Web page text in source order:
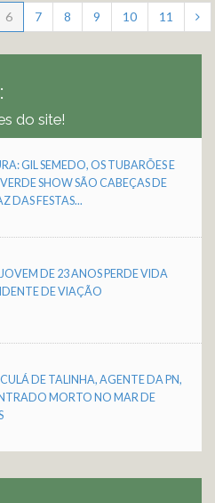
6 7 8 9 10 11
do site!
GIL SEMEDO, OS TUBARÕES E
SHOW SÃO CABEÇAS DE
DAS FESTAS...
DE 23 ANOS PERDE VIDA
DE VIAÇÃO
DE TALINHA, AGENTE DA PN,
MORTO NO MAR DE